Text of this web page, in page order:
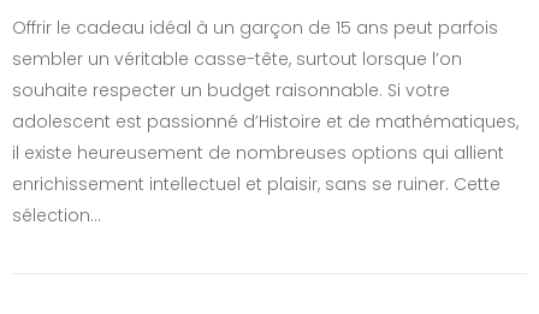
Offrir le cadeau idéal à un garçon de 15 ans peut parfois
sembler un véritable casse-tête, surtout lorsque l’on
souhaite respecter un budget raisonnable. Si votre
adolescent est passionné d’Histoire et de mathématiques,
il existe heureusement de nombreuses options qui allient
enrichissement intellectuel et plaisir, sans se ruiner. Cette
sélection…